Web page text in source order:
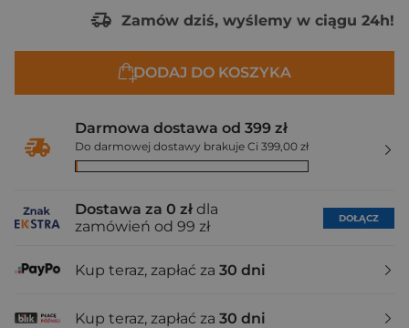
Zamów dziś, wyślemy w ciągu 24h!
DODAJ DO KOSZYKA
Darmowa dostawa od 399 zł
Do darmowej dostawy brakuje Ci 399,00 zł
Dostawa za 0 zł dla
zamówień od 99 zł
DOŁĄCZ
Kup teraz, zapłać za 30 dni
Kup teraz, zapłać za 30 dni